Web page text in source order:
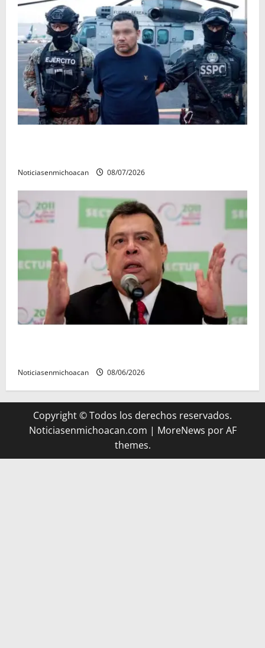
Noticiasenmichoacan 08/07/2026
Noticiasenmichoacan 08/06/2026
Copyright © Todos los derechos reservados.
Noticiasenmichoacan.com | MoreNews por AF
themes.